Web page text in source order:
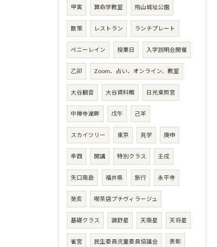
甲寅 算命学教室 飛山城址公園
散策 レストラン ランチプレート
ペニーレイン 授業日 入学説明会開催
乙卯 Zoom、占い、オンライン、教室
大谷観音 大谷資料館 日光東照宮
中禅寺湖畔 戊午 己羊
スカイツリー 東京 見学 庚申
辛酉 開講 特別クラス 壬戌
矢口南岳 福井県 旅行 永平寺
癸亥 喫茶店プチヴィラージュ
基礎クラス 調舒星 天南星 天将星
雀宮 民生委員児童委員協議会 表彰